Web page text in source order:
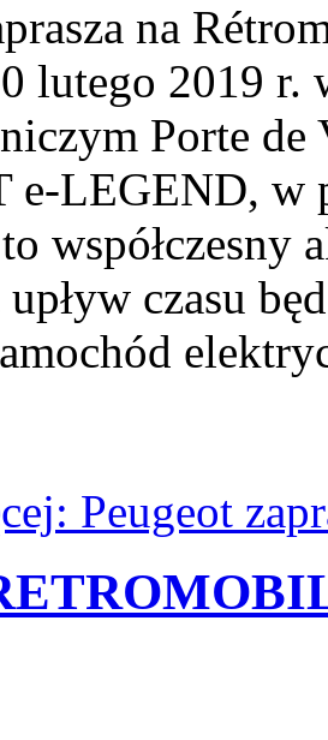
na
lutego 2019 r.
Porte
e-LEGEND, w
czasu
Peugeot